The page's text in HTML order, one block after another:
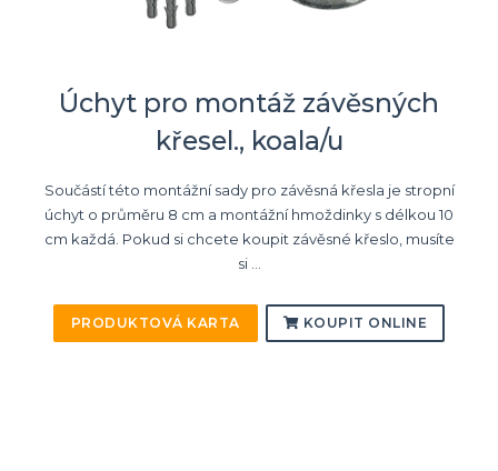
Úchyt pro montáž závěsných
křesel., koala/u
Součástí této montážní sady pro závěsná křesla je stropní
úchyt o průměru 8 cm a montážní hmoždinky s délkou 10
cm každá. Pokud si chcete koupit závěsné křeslo, musíte
si ...
PRODUKTOVÁ KARTA KOUPIT ONLINE